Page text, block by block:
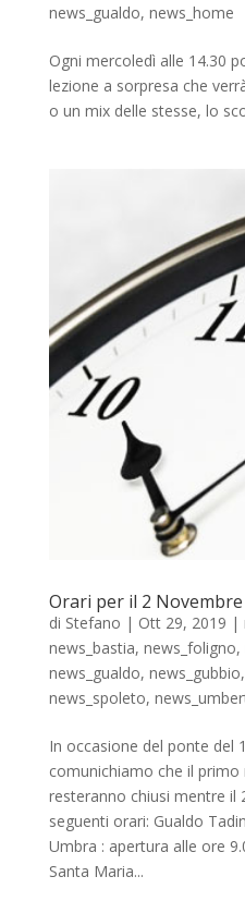
news_gualdo, news_home
Ogni mercoledì alle 14.30
lezione a sorpresa che
o un mix delle stesse, lo
Orari per il 2 Novembre
di Stefano | Ott 29, 2019 |
news_bastia, news_foligno,
news_gualdo, news_gubbio,
news_spoleto,
In occasione del ponte del
comunichiamo che il
resteranno chiusi mentre il
seguenti orari: Gualdo
Umbra : apertura alle ore
Santa Maria...